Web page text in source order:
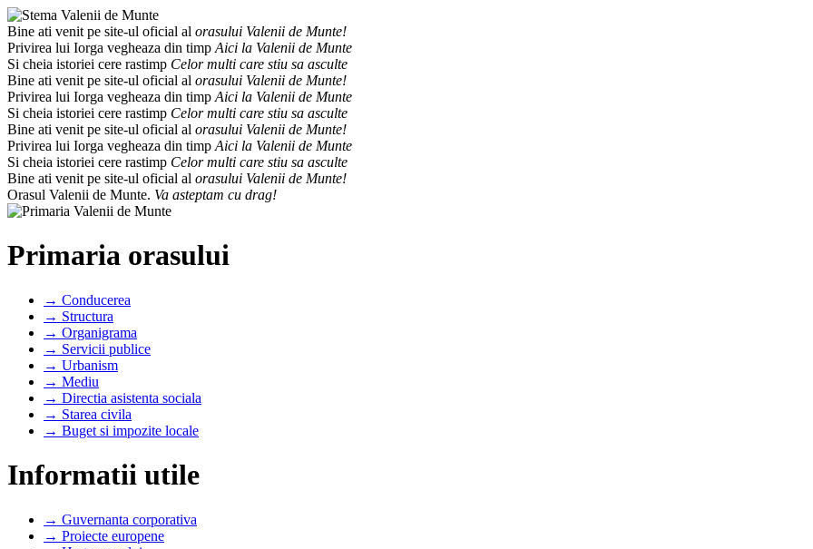
Bine ati venit pe site-ul oficial al orasului Valenii de Munte!
Privirea lui Iorga vegheaza din timp Aici la Valenii de Munte
Si cheia istoriei cere rastimp Celor multi care stiu sa asculte
Bine ati venit pe site-ul oficial al orasului Valenii de Munte!
Privirea lui Iorga vegheaza din timp Aici la Valenii de Munte
Si cheia istoriei cere rastimp Celor multi care stiu sa asculte
Bine ati venit pe site-ul oficial al orasului Valenii de Munte!
Privirea lui Iorga vegheaza din timp Aici la Valenii de Munte
Si cheia istoriei cere rastimp Celor multi care stiu sa asculte
Bine ati venit pe site-ul oficial al orasului Valenii de Munte!
Orasul Valenii de Munte. Va asteptam cu drag!
Primaria orasului
→ Conducerea
→ Structura
→ Organigrama
→ Servicii publice
→ Urbanism
→ Mediu
→ Directia asistenta sociala
→ Starea civila
→ Buget si impozite locale
Informatii utile
→ Guvernanta corporativa
→ Proiecte europene